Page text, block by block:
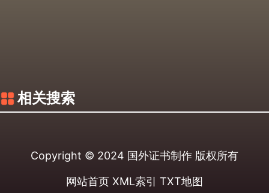
相关搜索
Copyright © 2024 国外证书制作 版权所有
网站首页 XML索引 TXT地图